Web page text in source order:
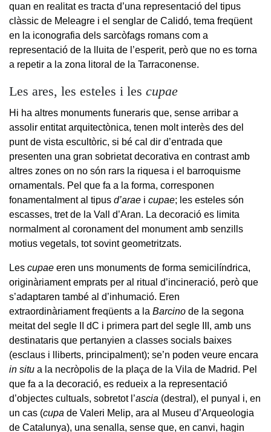
quan en realitat es tracta d’una representació del tipus
clàssic de Meleagre i el senglar de Calidó, tema freqüent
en la iconografia dels sarcòfags romans com a
representació de la lluita de l’esperit, però que no es torna
a repetir a la zona litoral de la Tarraconense.
Les ares, les esteles i les cupae
Hi ha altres monuments funeraris que, sense arribar a
assolir entitat arquitectònica, tenen molt interès des del
punt de vista escultòric, si bé cal dir d’entrada que
presenten una gran sobrietat decorativa en contrast amb
altres zones on no són rars la riquesa i el barroquisme
ornamentals. Pel que fa a la forma, corresponen
fonamentalment al tipus d’arae i cupae; les esteles són
escasses, tret de la Vall d’Aran. La decoració es limita
normalment al coronament del monument amb senzills
motius vegetals, tot sovint geometritzats.
Les cupae eren uns monuments de forma semicilíndrica,
originàriament emprats per al ritual d’incineració, però que
s’adaptaren també al d’inhumació. Eren
extraordinàriament freqüents a la Barcino de la segona
meitat del segle II dC i primera part del segle III, amb uns
destinataris que pertanyien a classes socials baixes
(esclaus i lliberts, principalment); se’n poden veure encara
in situ a la necròpolis de la plaça de la Vila de Madrid. Pel
que fa a la decoració, es redueix a la representació
d’objectes cultuals, sobretot l’ascia (destral), el punyal i, en
un cas (cupa de Valeri Melip, ara al Museu d’Arqueologia
de Catalunya), una senalla, sense que, en canvi, hagin